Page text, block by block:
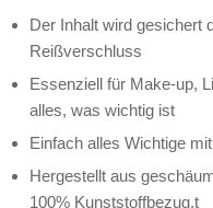
Der Inhalt wird gesichert
Reißverschluss
Essenziell für Make-up,
alles, was wichtig ist
Einfach alles Wichtige
Hergestellt aus
100% Kunststoffbezug.t